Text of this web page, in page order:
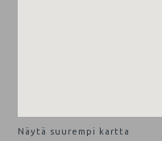
Näytä suurempi kartta